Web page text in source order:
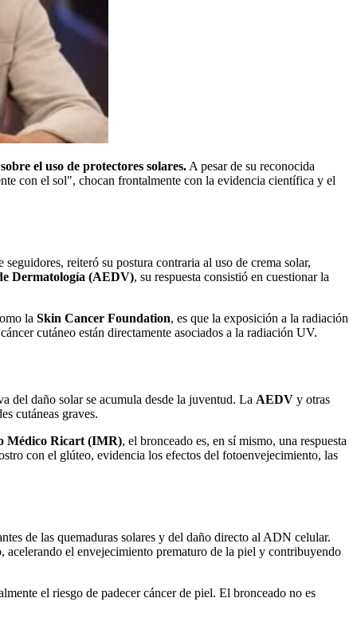
el uso de protectores solares. A pesar de su reconocida
con el sol", chocan frontalmente con la evidencia científica y el
reiteró su postura contraria al uso de crema solar,
Dermatología (AEDV), su respuesta consistió en cuestionar la
la Skin Cancer Foundation, es que la exposición a la radiación
cutáneo están directamente asociados a la radiación UV.
del daño solar se acumula desde la juventud. La AEDV y otras
cutáneas graves.
Médico Ricart (IMR), el bronceado es, en sí mismo, una respuesta
con el glúteo, evidencia los efectos del fotoenvejecimiento, las
de las quemaduras solares y del daño directo al ADN celular.
acelerando el envejecimiento prematuro de la piel y contribuyendo
el riesgo de padecer cáncer de piel. El bronceado no es